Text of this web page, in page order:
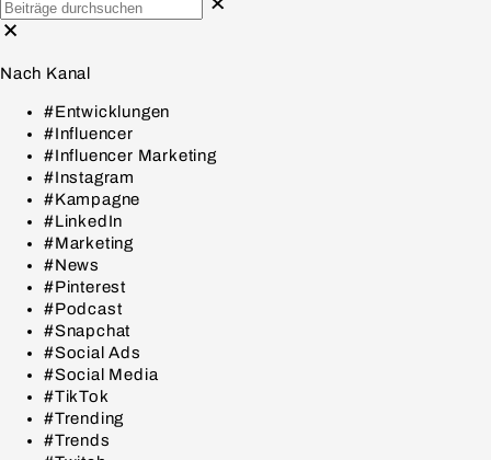
Nach Kanal
#Entwicklungen
#Influencer
#Influencer Marketing
#Instagram
#Kampagne
#LinkedIn
#Marketing
#News
#Pinterest
#Podcast
#Snapchat
#Social Ads
#Social Media
#TikTok
#Trending
#Trends